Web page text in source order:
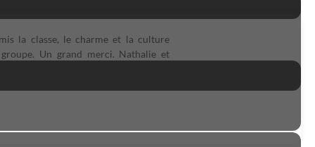
la classe, le charme et la culture
Un grand merci. Nathalie et